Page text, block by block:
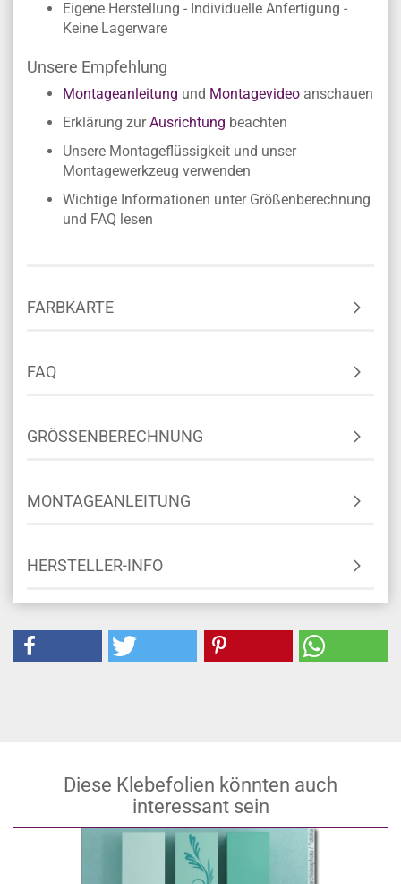
Eigene Herstellung - Individuelle Anfertigung -
Keine Lagerware
Unsere Empfehlung
Montageanleitung und Montagevideo anschauen
Erklärung zurAusrichtung beachten
Unsere Montageflüssigkeit und unser
Montagewerkzeug verwenden
Wichtige Informationen unter Größenberechnung
und FAQ lesen
FARBKARTE
FAQ
GRÖSSENBERECHNUNG
MONTAGEANLEITUNG
HERSTELLER-INFO
Diese Klebefolien könnten auch
interessant sein